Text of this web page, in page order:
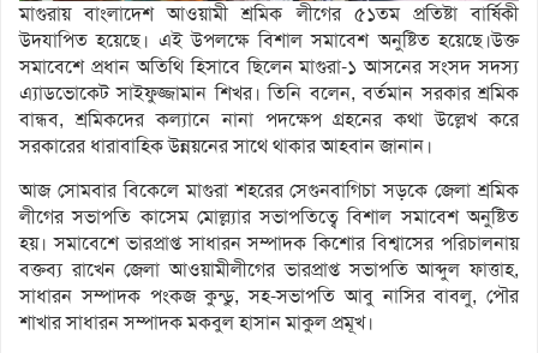
মাগুরায় বাংলাদেশ আওয়ামী শ্রমিক লীগের ৫১তম প্রতিষ্টা বার্ষিকী
উদযাপিত হয়েছে। এই উপলক্ষে বিশাল সমাবেশ অনুষ্টিত হয়েছে।উক্ত
সমাবেশে প্রধান অতিথি হিসাবে ছিলেন মাগুরা-১ আসনের সংসদ সদস্য
এ্যাডভোকেট সাইফুজ্জামান শিখর। তিনি বলেন, বর্তমান সরকার শ্রমিক
বান্ধব, শ্রমিকদের কল্যানে নানা পদক্ষেপ গ্রহনের কথা উল্লেখ করে
সরকারের ধারাবাহিক উন্নয়নের সাথে থাকার আহবান জানান।
আজ সোমবার বিকেলে মাগুরা শহরের সেগুনবাগিচা সড়কে জেলা শ্রমিক
লীগের সভাপতি কাসেম মোল্ল্যার সভাপতিত্বে বিশাল সমাবেশ অনুষ্টিত
হয়। সমাবেশে ভারপ্রাপ্ত সাধারন সম্পাদক কিশোর বিশ্বাসের পরিচালনায়
বক্তব্য রাখেন জেলা আওয়ামীলীগের ভারপ্রাপ্ত সভাপতি আব্দুল ফাত্তাহ,
সাধারন সম্পাদক পংকজ কুন্ডু, সহ-সভাপতি আবু নাসির বাবলু, পৌর
শাখার সাধারন সম্পাদক মকবুল হাসান মাকুল প্রমূখ।